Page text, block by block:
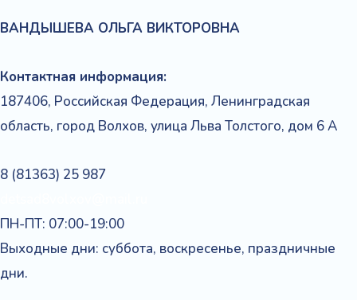
ВАНДЫШЕВА ОЛЬГА ВИКТОРОВНА
Контактная информация:
187406, Российская Федерация, Ленинградская
область, город Волхов, улица Льва Толстого, дом 6 А
8 (81363) 25 987
ПН-ПТ: 07:00-19:00
Выходные дни: суббота, воскресенье, праздничные
дни.